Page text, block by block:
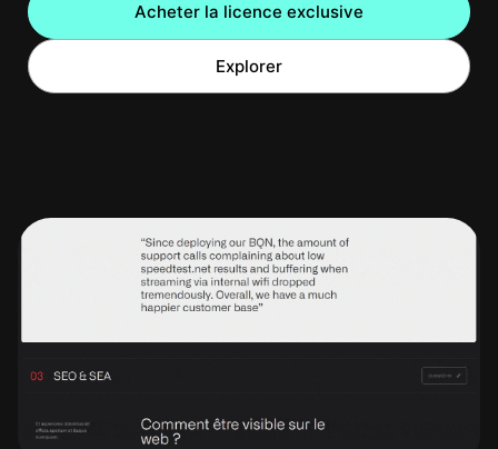
Acheter la licence exclusive
Explorer